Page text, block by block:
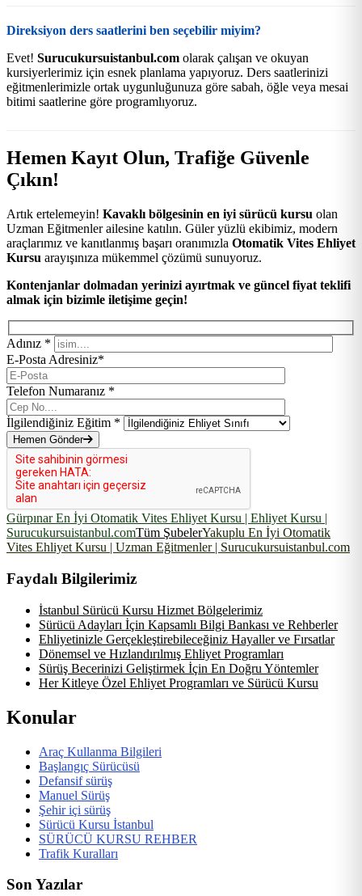
Direksiyon ders saatlerini ben seçebilir miyim?
Evet! Surucukursuistanbul.com olarak çalışan ve okuyan
kursiyerlerimiz için esnek planlama yapıyoruz. Ders saatlerinizi
eğitmenlerimizle ortak uygunluğunuza göre sabah, öğle veya mesai
bitimi saatlerine göre programlıyoruz.
Hemen Kayıt Olun, Trafiğe Güvenle
Çıkın!
Artık ertelemeyin! Kavaklı bölgesinin en iyi sürücü kursu olan
Uzman Eğitmenler ailesine katılın. Güler yüzlü ekibimiz, modern
araçlarımız ve kanıtlanmış başarı oranımızla Otomatik Vites Ehliyet
Kursu arayışınıza mükemmel çözümü sunuyoruz.
Kontenjanlar dolmadan yerinizi ayırtmak ve güncel fiyat teklifi
almak için bizimle iletişime geçin!
Adınız *
E-Posta Adresiniz*
Telefon Numaranız *
İlgilendiğiniz Eğitim *
Hemen Gönder
Gürpınar En İyi Otomatik Vites Ehliyet Kursu | Ehliyet Kursu |
Surucukursuistanbul.comTüm ŞubelerYakuplu En İyi Otomatik
Vites Ehliyet Kursu | Uzman Eğitmenler | Surucukursuistanbul.com
Faydalı Bilgilerimiz
İstanbul Sürücü Kursu Hizmet Bölgelerimiz
Sürücü Adayları İçin Kapsamlı Bilgi Bankası ve Rehberler
Ehliyetinizle Gerçekleştirebileceğiniz Hayaller ve Fırsatlar
Dönemsel ve Hızlandırılmış Ehliyet Programları
Sürüş Becerinizi Geliştirmek İçin En Doğru Yöntemler
Her Kitleye Özel Ehliyet Programları ve Sürücü Kursu
Konular
Araç Kullanma Bilgileri
Başlangıç Sürücüsü
Defansif sürüş
Manuel Sürüş
Şehir içi sürüş
Sürücü Kursu İstanbul
SÜRÜCÜ KURSU REHBER
Trafik Kuralları
Son Yazılar